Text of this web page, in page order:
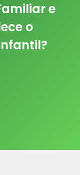
e
o